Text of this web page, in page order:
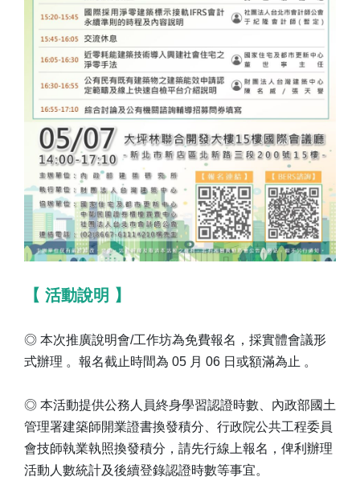
【 活動說明 】
◎ 本次推廣說明會/工作坊為免費報名，採實體會議形
式辦理 。報名截止時間為 05 月 06 日或額滿為止 。
◎ 本活動提供公務人員終身學習認證時數、內政部國土
管理署建築師開業證書換發積分、行政院公共工程委員
會技師執業執照換發積分，請先行線上報名，俾利辦理
活動人數統計及後續登錄認證時數等事宜。